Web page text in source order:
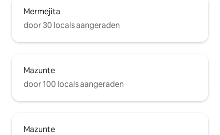
Mermejita
door 30 locals aangeraden
Mazunte
door 100 locals aangeraden
Mazunte